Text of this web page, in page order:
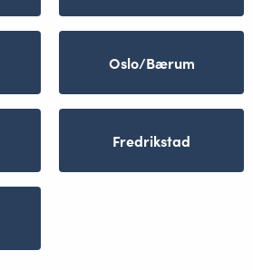
Oslo/Bærum
Fredrikstad